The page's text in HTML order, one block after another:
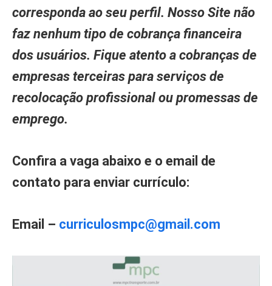
corresponda ao seu perfil. Nosso Site não
faz nenhum tipo de cobrança financeira
dos usuários. Fique atento a cobranças de
empresas terceiras para serviços de
recolocação profissional ou promessas de
emprego.
Confira a vaga abaixo e o email de
contato para enviar currículo:
Email – curriculosmpc@gmail.com